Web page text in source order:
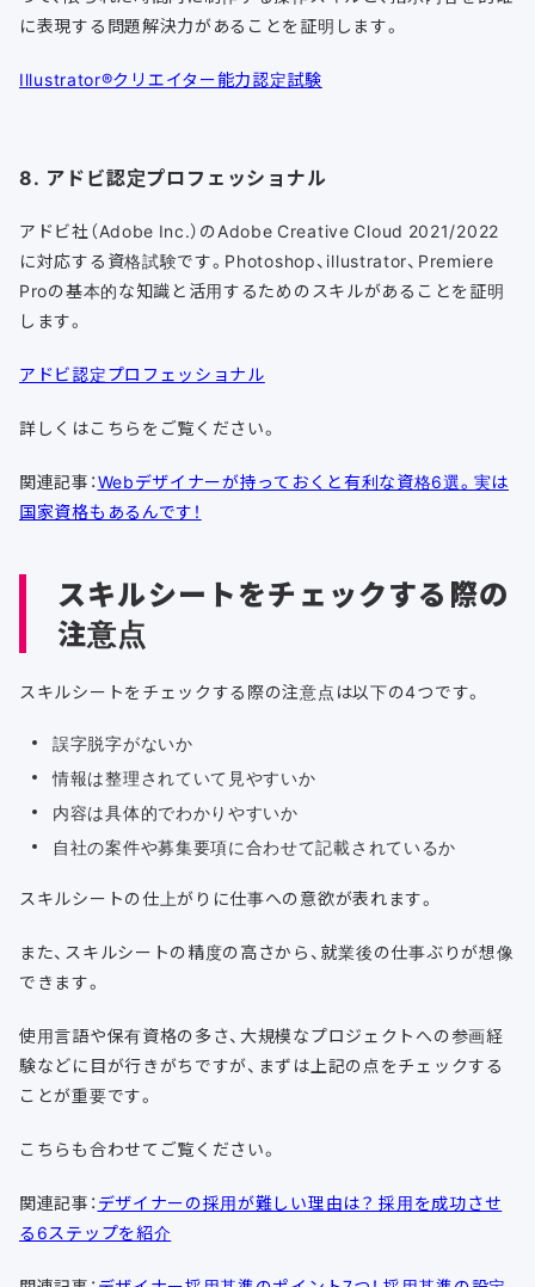
に表現する問題解決力があることを証明します。
Illustrator®クリエイター能力認定試験
8. アドビ認定プロフェッショナル
アドビ社（Adobe Inc.）のAdobe Creative Cloud 2021/2022
に対応する資格試験です。Photoshop、illustrator、Premiere
Proの基本的な知識と活用するためのスキルがあることを証明
します。
アドビ認定プロフェッショナル
詳しくはこちらをご覧ください。
関連記事：Webデザイナーが持っておくと有利な資格6選。実は
国家資格もあるんです！
スキルシートをチェックする際の
注意点
スキルシートをチェックする際の注意点は以下の4つです。
誤字脱字がないか
情報は整理されていて見やすいか
内容は具体的でわかりやすいか
自社の案件や募集要項に合わせて記載されているか
スキルシートの仕上がりに仕事への意欲が表れます。
また、スキルシートの精度の高さから、就業後の仕事ぶりが想像
できます。
使用言語や保有資格の多さ、大規模なプロジェクトへの参画経
験などに目が行きがちですが、まずは上記の点をチェックする
ことが重要です。
こちらも合わせてご覧ください。
関連記事： デザイナーの採用が難しい理由は？ 採用を成功させ
る6ステップを紹介